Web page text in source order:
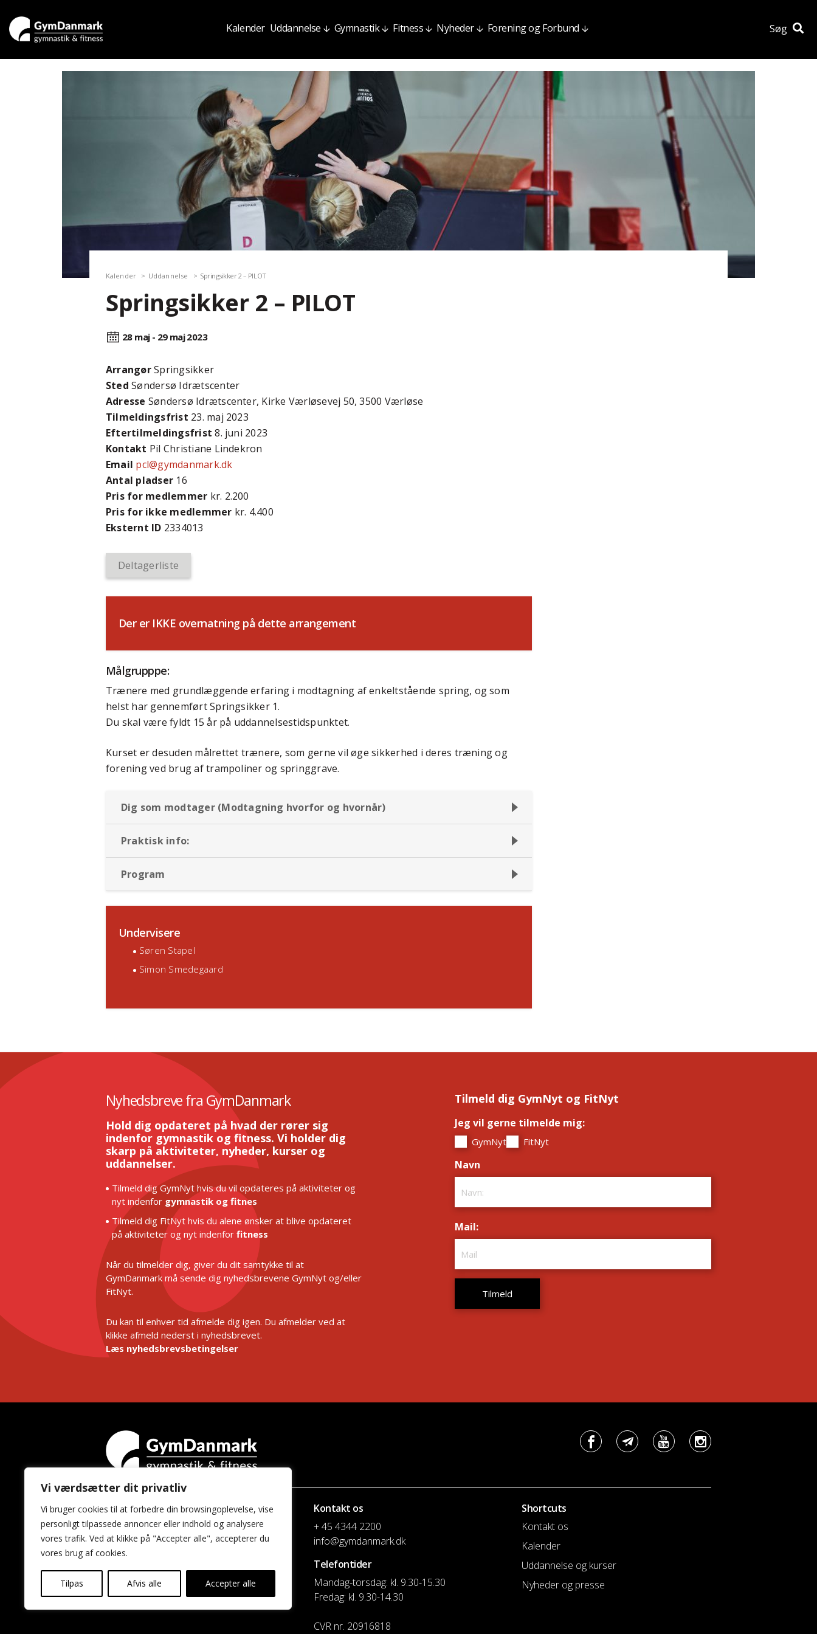
Vi værdsætter dit privatliv
Vi bruger cookies til at forbedre din browsingoplevelse, vise
personligt tilpassede annoncer eller indhold og analysere
vores trafik. Ved at klikke på "Accepter alle", accepterer du
vores brug af cookies.
Tilpas Afvis alle Accepter alle
Kalender Uddannelse Gymnastik Fitness Nyheder Forening og Forbund Søg
Kalender Uddannelse Springsikker 2 – PILOT
Springsikker 2 – PILOT
28 maj - 29 maj2023
ArrangørSpringsikker
Sted Søndersø Idrætscenter
Adresse Søndersø Idrætscenter, Kirke Værløsevej 50, 3500 Værløse
Tilmeldingsfrist 23. maj 2023
Efter­tilmeldings­frist 8. juni 2023
Kontakt Pil Christiane Lindekron
Email pcl@gymdanmark.dk
Antal pladser 16
Pris for medlemmer kr. 2.200
Pris for ikke medlemmer kr. 4.400
Eksternt ID 2334013
Deltagerliste
Der er IKKE overnatning på dette arrangement
Målgrupppe:
Trænere med grundlæggende erfaring i modtagning af enkeltstående spring, og som
helst har gennemført Springsikker 1.
Du skal være fyldt 15 år på uddannelsestidspunktet.
Kurset er desuden målrettet trænere, som gerne vil øge sikkerhed i deres træning og
forening ved brug af trampoliner og springgrave.
Dig som modtager (Modtagning hvorfor og hvornår)
Praktisk info:
Program
Undervisere
Søren Stapel
Simon Smedegaard
Nyhedsbreve fra GymDanmark
Hold dig opdateret på hvad der rører sig
indenfor gymnastik og fitness. Vi holder dig
skarp på aktiviteter, nyheder, kurser og
uddannelser.
Tilmeld dig GymNyt hvis du vil opdateres på aktiviteter og
nyt indenfor gymnastik og fitnes
Tilmeld dig FitNyt hvis du alene ønsker at blive opdateret
på aktiviteter og nyt indenfor fitness
Når du tilmelder dig, giver du dit samtykke til at
GymDanmark må sende dig nyhedsbrevene GymNyt og/eller
FitNyt.
Du kan til enhver tid afmelde dig igen. Du afmelder ved at
klikke afmeld nederst i nyhedsbrevet.
Læs nyhedsbrevsbetingelser
Tilmeld dig GymNyt og FitNyt
Jeg vil gerne tilmelde mig:
GymNyt FitNyt
Navn
Mail:
GymDanmark
Idrættens Hus
Brøndby Stadion 20
2605 Brøndby
Kontakt os
+ 45 4344 2200
info@gymdanmark.dk
Telefontider
Mandag-torsdag: kl. 9.30-15.30
Fredag: kl. 9.30-14.30
CVR nr. 20916818
Shortcuts
Kontakt os
Kalender
Uddannelse og kurser
Nyheder og presse